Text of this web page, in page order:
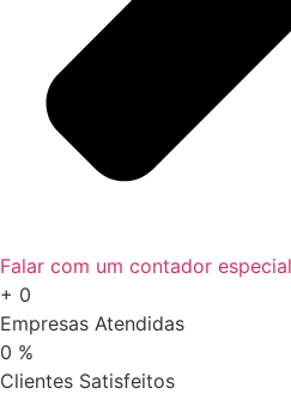
Falar com um contador
+ 0
Empresas Atendidas
0 %
Clientes Satisfeitos